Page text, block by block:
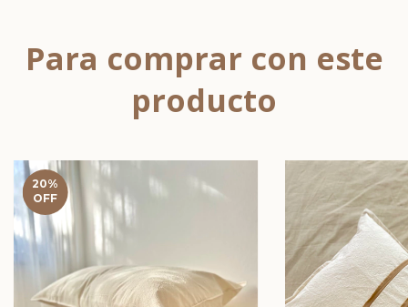
Para comprar con este
producto
20%
OFF